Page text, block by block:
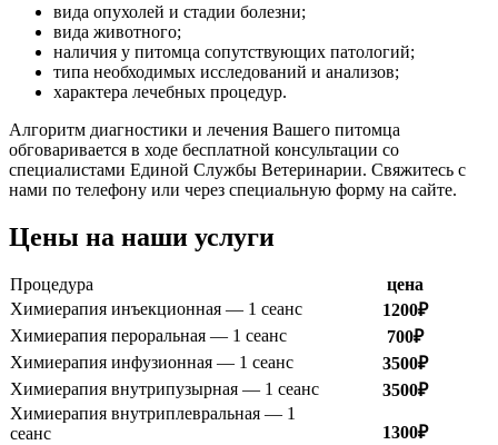
вида опухолей и стадии болезни;
вида животного;
наличия у питомца сопутствующих патологий;
типа необходимых исследований и анализов;
характера лечебных процедур.
Алгоритм диагностики и лечения Вашего питомца
обговаривается в ходе бесплатной консультации со
специалистами Единой Службы Ветеринарии. Свяжитесь с
нами по телефону или через специальную форму на сайте.
Цены на наши услуги
Процедура
цена
Химиерапия инъекционная — 1 сеанс
1200₽
Химиерапия пероральная — 1 сеанс
700₽
Химиерапия инфузионная — 1 сеанс
3500₽
Химиерапия внутрипузырная — 1 сеанс
3500₽
Химиерапия внутриплевральная — 1
сеанс
1300₽